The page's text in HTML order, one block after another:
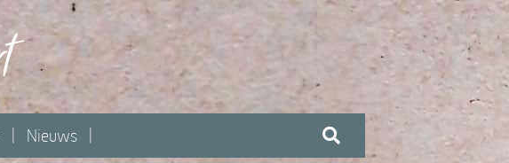
Nieuws